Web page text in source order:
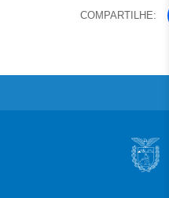
COMPARTILHE:
principal